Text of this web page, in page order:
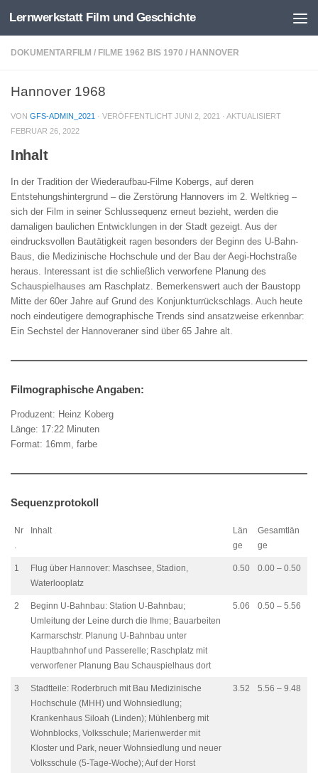
Zum Inhalt springen
Lernwerkstatt Film und Geschichte
DOKUMENTARFILM / FILME 1962 BIS 1970 / HANNOVER
Hannover 1968
VON GFS-ADMIN_2021 · VERÖFFENTLICHT JUNI 2, 2021 · AKTUALISIERT
FEBRUAR 26, 2022
Inhalt
In der Tradition der Wiederaufbau-Filme Kobergs, auf deren
Entstehungshintergrund – die Zerstörung Hannovers im 2. Weltkrieg –
sich der Film in seiner Schlussequenz erneut bezieht, werden die
damaligen baulichen Entwicklungen in der Stadt gezeigt. Aus der
eindrucksvollen Bautätigkeit ragen besonders der Beginn des U-Bahn-
Baus, die Medizinische Hochschule und der Bau der Aegi-Hochstraße
heraus. Interessant ist die schließlich verworfene Planung des
Schauspielhauses am Raschplatz. Bemerkenswert auch der Baustopp
Mitte der 60er Jahre auf Grund des Konjunkturrückschlags. Auch heute
noch eindeutigere demographische Trends sind ansatzweise erkennbar:
Ein Sechstel der Hannoveraner sind über 65 Jahre alt.
Filmographische Angaben:
Produzent: Heinz Koberg
Länge: 17:22 Minuten
Format: 16mm, farbe
Sequenzprotokoll
Nr
.
Inhalt
Län
ge
Gesamtlän
ge
1
Flug über Hannover: Maschsee, Stadion,
Waterlooplatz
0.50 0.00 – 0.50
2
Beginn U-Bahnbau: Station U-Bahnbau;
Umleitung der Leine durch die Ihme; Bauarbeiten
Karmarschstr. Planung U-Bahnbau unter
Hauptbahnhof und Passerelle; Raschplatz mit
verworfener Planung Bau Schauspielhaus dort
5.06 0.50 – 5.56
3
Stadtteile: Roderbruch mit Bau Medizinische
Hochschule (MHH) und Wohnsiedlung;
Krankenhaus Siloah (Linden); Mühlenberg mit
Wohnblocks, Volksschule; Marienwerder mit
Kloster und Park, neuer Wohnsiedlung und neuer
Volksschule (5-Tage-Woche); Auf der Horst
3.52 5.56 – 9.48